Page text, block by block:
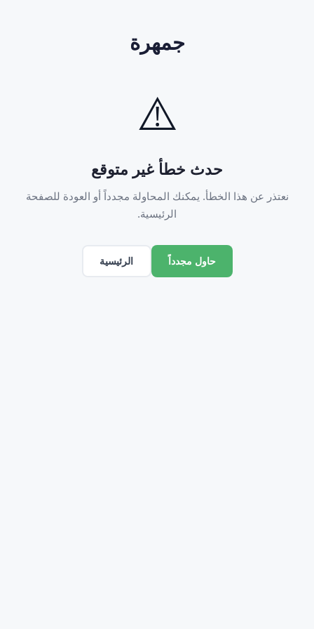
جمهرة
⚠️
حدث خطأ غير متوقع
نعتذر عن هذا الخطأ. يمكنك المحاولة مجدداً أو العودة للصفحة
الرئيسية.
حاول مجدداً الرئيسية